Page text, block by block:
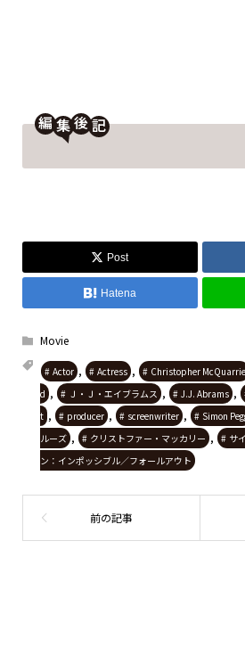
編 後
Post
Hatena
Movie
Actor , Actress , Christopher McQuarrie
d , Ｊ・Ｊ・エイブラムス , J.J. Abrams ,
t , producer , screenwriter , Simon
ルーズ , クリストファー・マッカリー , サ
ン：インポッシブル／フォールアウト